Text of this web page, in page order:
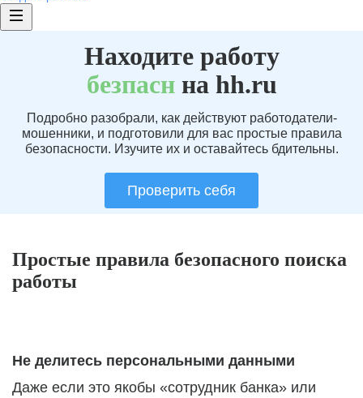
Находите работу
безпаснна hh.ru
Подробно разобрали, как действуют работодатели-
мошенники, и подготовили для вас простые правила
безопасности. Изучите их и оставайтесь бдительны.
Проверить себя
Простые правила безопасного поиска
работы
Не делитесь персональными данными
Даже если это якобы «сотрудник банка» или